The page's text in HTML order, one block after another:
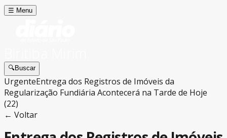
☰ Menu
🔍Buscar
UrgenteEntrega dos Registros de Imóveis da
Regularização Fundiária Acontecerá na Tarde de Hoje
(22)
← Voltar